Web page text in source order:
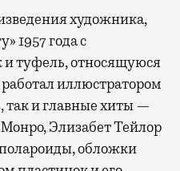
художника,
1957 года с
туфель, относящуюся
иллюстратором
так и главные хиты —
Элизабет Тейлор
обложки